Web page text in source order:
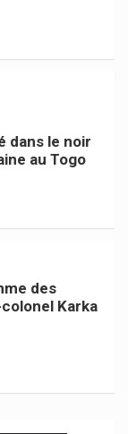
dans le noir
au Togo
des
Karka